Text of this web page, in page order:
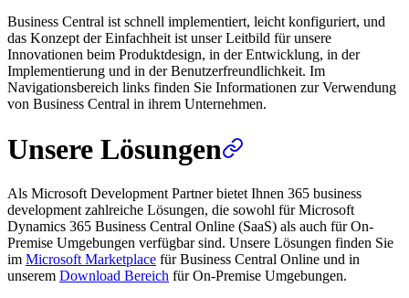
Business Central ist schnell implementiert, leicht konfiguriert, und
das Konzept der Einfachheit ist unser Leitbild für unsere
Innovationen beim Produktdesign, in der Entwicklung, in der
Implementierung und in der Benutzerfreundlichkeit. Im
Navigationsbereich links finden Sie Informationen zur Verwendung
von Business Central in ihrem Unternehmen.
Unsere Lösungen
Als Microsoft Development Partner bietet Ihnen 365 business
development zahlreiche Lösungen, die sowohl für Microsoft
Dynamics 365 Business Central Online (SaaS) als auch für On-
Premise Umgebungen verfügbar sind. Unsere Lösungen finden Sie
im Microsoft Marketplace für Business Central Online und in
unserem Download Bereich für On-Premise Umgebungen.